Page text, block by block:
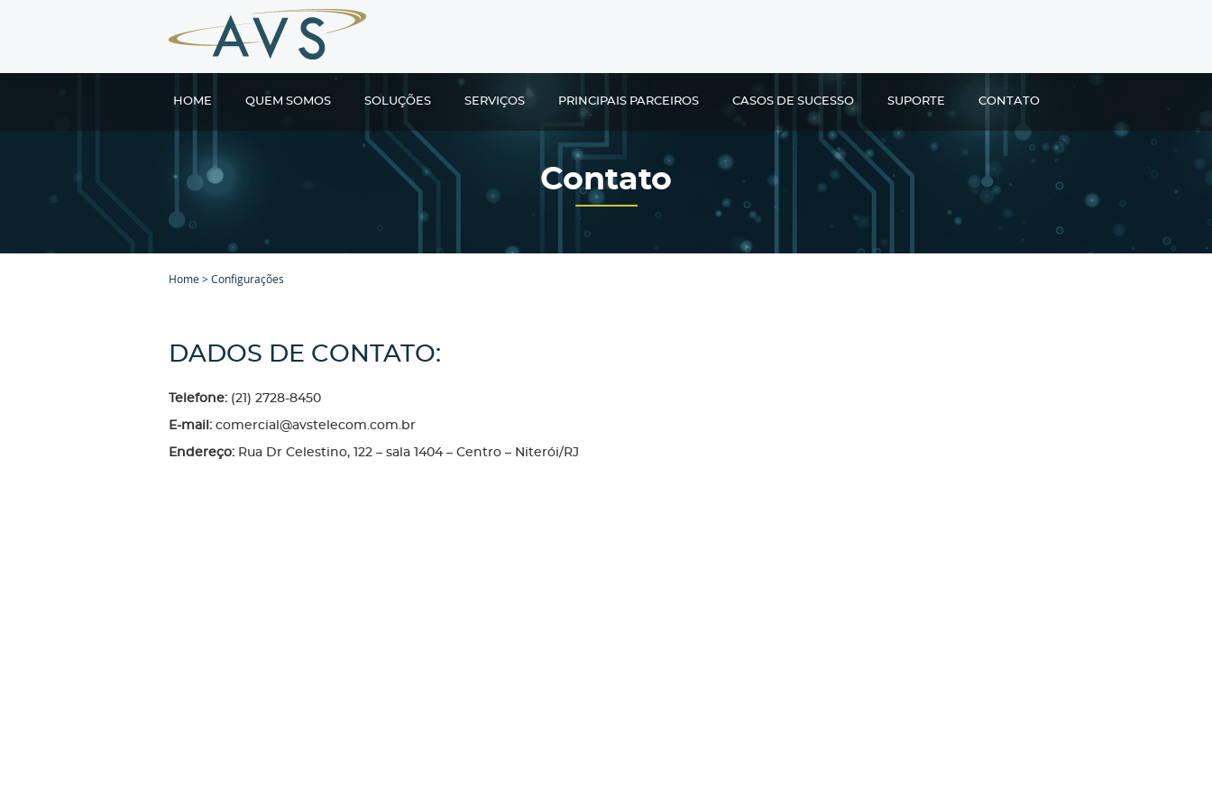
HOME QUEM SOMOS SOLUÇÕES SERVIÇOS PRINCIPAIS PARCEIROS CASOS DE SUCESSO SUPORTE CONTATO
Contato
Home>Configurações
DADOS DE CONTATO:
Telefone: (21) 2728-8450
E-mail: comercial@avstelecom.com.br
Endereço: Rua Dr Celestino, 122 – sala 1404 – Centro – Niterói/RJ